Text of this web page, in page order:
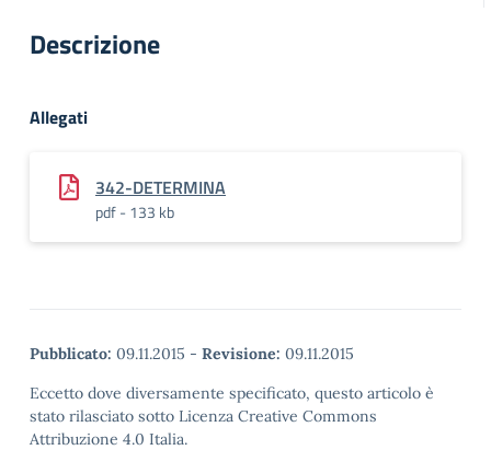
Descrizione
Allegati
342-DETERMINA
pdf - 133 kb
Pubblicato: 09.11.2015 - Revisione: 09.11.2015
Eccetto dove diversamente specificato, questo articolo è
stato rilasciato sotto Licenza Creative Commons
Attribuzione 4.0 Italia.